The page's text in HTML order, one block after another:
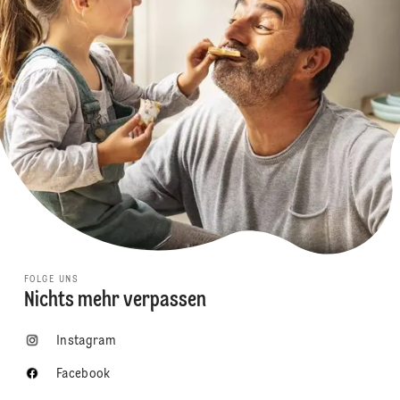
FOLGE UNS
Nichts mehr verpassen
Instagram
Facebook